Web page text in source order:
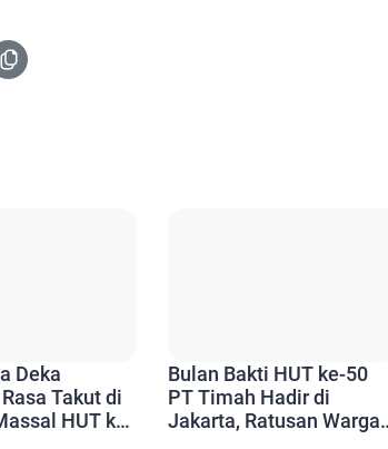
Deka
Takut di
HUT ke-
Bulan Bakti HUT ke-50
PT Timah Hadir di
Jakarta, Ratusan Warga